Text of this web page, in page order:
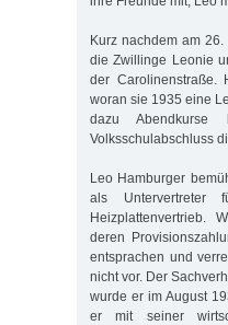
Kurz nachdem am
die Zwillinge Leonie
der Carolinenstraße.
woran sie 1935 eine
dazu
Volksschulabschluss
Leo Hamburger
als Untervertreter
Heizplattenvertrieb.
deren
entsprachen und
nicht vor. Der
wurde er im August
er mit seiner